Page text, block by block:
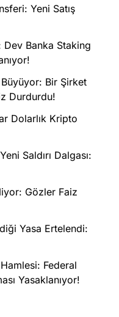
Yeni Satış
Dev Banka Staking
Bir Şirket
Durdurdu!
Dolarlık Kripto
Saldırı Dalgası:
Gözler Faiz
Yasa Ertelendi:
Federal
Yasaklanıyor!